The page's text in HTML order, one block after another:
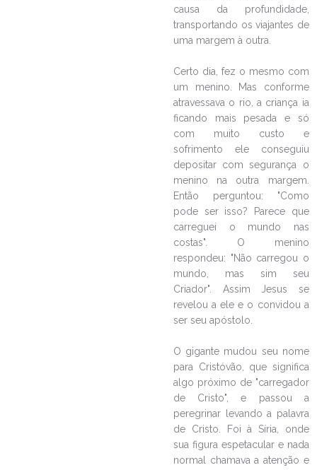
LEIA NO DIOCESE INFORMA
Outubro Rosa: Adipros e
Movimento Mães que Oram
pelos Filhos realizam tarde de
espiritualidade e formação para
causa da profundidade,
transportando os viajantes de
uma margem à outra.
Certo dia, fez o mesmo com
um menino. Mas conforme
atravessava o rio, a criança ia
ficando mais pesada e só
com muito custo e
sofrimento ele conseguiu
depositar com segurança o
menino na outra margem.
Então perguntou: "Como
pode ser isso? Parece que
carreguei o mundo nas
costas". O menino
respondeu: "Não carregou o
mundo, mas sim seu
Criador". Assim Jesus se
revelou a ele e o convidou a
ser seu apóstolo.
O gigante mudou seu nome
para Cristóvão, que significa
algo próximo de "carregador
de Cristo", e passou a
peregrinar levando a palavra
de Cristo. Foi à Síria, onde
sua figura espetacular e nada
normal chamava a atenção e